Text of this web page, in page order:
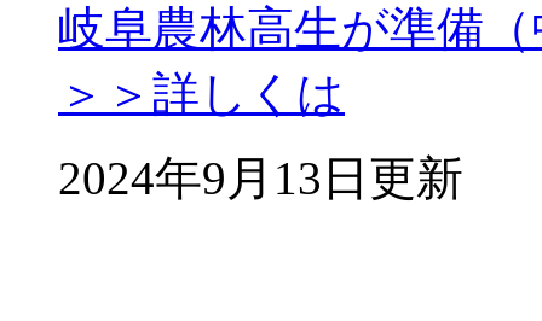
岐阜農林高生が準備（
＞＞詳しくは
2024年9月13日更新